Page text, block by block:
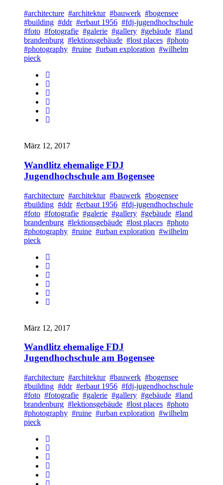
#architecture #architektur #bauwerk #bogensee
#building #ddr #erbaut 1956 #fdj-jugendhochschule
#foto #fotografie #galerie #gallery #gebäude #land
brandenburg #lektionsgebäude #lost places #photo
#photography #ruine #urban exploration #wilhelm
pieck
März 12, 2017
Wandlitz ehemalige FDJ
Jugendhochschule am Bogensee
#architecture #architektur #bauwerk #bogensee
#building #ddr #erbaut 1956 #fdj-jugendhochschule
#foto #fotografie #galerie #gallery #gebäude #land
brandenburg #lektionsgebäude #lost places #photo
#photography #ruine #urban exploration #wilhelm
pieck
März 12, 2017
Wandlitz ehemalige FDJ
Jugendhochschule am Bogensee
#architecture #architektur #bauwerk #bogensee
#building #ddr #erbaut 1956 #fdj-jugendhochschule
#foto #fotografie #galerie #gallery #gebäude #land
brandenburg #lektionsgebäude #lost places #photo
#photography #ruine #urban exploration #wilhelm
pieck